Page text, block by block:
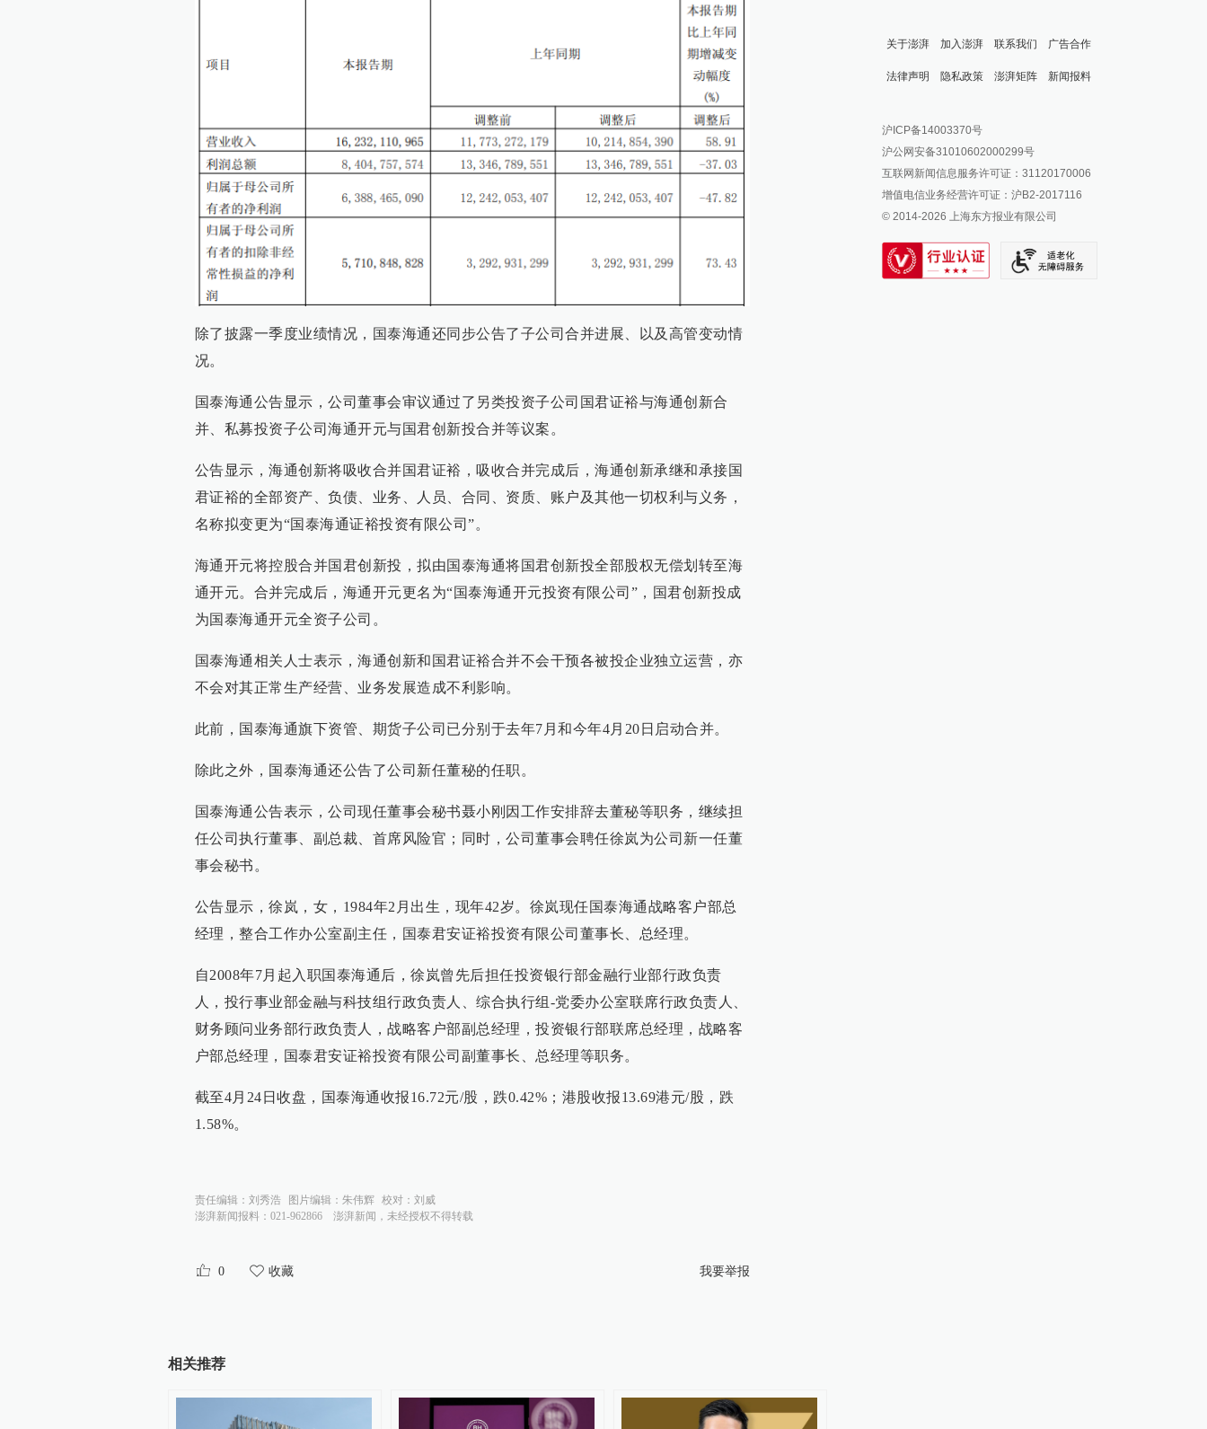
除了披露一季度业绩情况，国泰海通还同步公告了子公司合并进展、以及高管变动情
况。
国泰海通公告显示，公司董事会审议通过了另类投资子公司国君证裕与海通创新合
并、私募投资子公司海通开元与国君创新投合并等议案。
公告显示，海通创新将吸收合并国君证裕，吸收合并完成后，海通创新承继和承接国
君证裕的全部资产、负债、业务、人员、合同、资质、账户及其他一切权利与义务，
名称拟变更为“国泰海通证裕投资有限公司”。
海通开元将控股合并国君创新投，拟由国泰海通将国君创新投全部股权无偿划转至海
通开元。合并完成后，海通开元更名为“国泰海通开元投资有限公司”，国君创新投成
为国泰海通开元全资子公司。
国泰海通相关人士表示，海通创新和国君证裕合并不会干预各被投企业独立运营，亦
不会对其正常生产经营、业务发展造成不利影响。
此前，国泰海通旗下资管、期货子公司已分别于去年7月和今年4月20日启动合并。
除此之外，国泰海通还公告了公司新任董秘的任职。
国泰海通公告表示，公司现任董事会秘书聂小刚因工作安排辞去董秘等职务，继续担
任公司执行董事、副总裁、首席风险官；同时，公司董事会聘任徐岚为公司新一任董
事会秘书。
公告显示，徐岚，女，1984年2月出生，现年42岁。徐岚现任国泰海通战略客户部总
经理，整合工作办公室副主任，国泰君安证裕投资有限公司董事长、总经理。
自2008年7月起入职国泰海通后，徐岚曾先后担任投资银行部金融行业部行政负责
人，投行事业部金融与科技组行政负责人、综合执行组-党委办公室联席行政负责人、
财务顾问业务部行政负责人，战略客户部副总经理，投资银行部联席总经理，战略客
户部总经理，国泰君安证裕投资有限公司副董事长、总经理等职务。
截至4月24日收盘，国泰海通收报16.72元/股，跌0.42%；港股收报13.69港元/股，跌
1.58%。
责任编辑： 刘秀浩 图片编辑： 朱伟辉 校对： 刘威
澎湃新闻报料：021-962866
澎湃新闻，未经授权不得转载
0 收藏 我要举报
相关推荐
关于澎湃 加入澎湃 联系我们 广告合作
法律声明 隐私政策 澎湃矩阵
澎湃新闻公众号
澎湃新闻抖音号
派生万物开放平台
IP SHANGHAI
SIXTH TONE
新闻报料
报料邮箱: news@thepaper.cn
沪ICP备14003370号
沪公网安备31010602000299号
互联网新闻信息服务许可证：31120170006
增值电信业务经营许可证：沪B2-2017116
© 2014-2026 上海东方报业有限公司